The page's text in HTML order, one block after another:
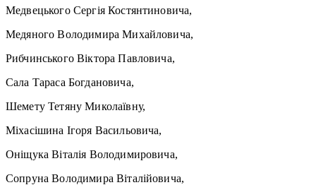
Медвецького Сергія Костянтиновича,
Медяного Володимира Михайловича,
Рибчинського Віктора Павловича,
Сала Тараса Богдановича,
Шемету Тетяну Миколаївну,
Міхасішина Ігоря Васильовича,
Оніщука Віталія Володимировича,
Сопруна Володимира Віталійовича,